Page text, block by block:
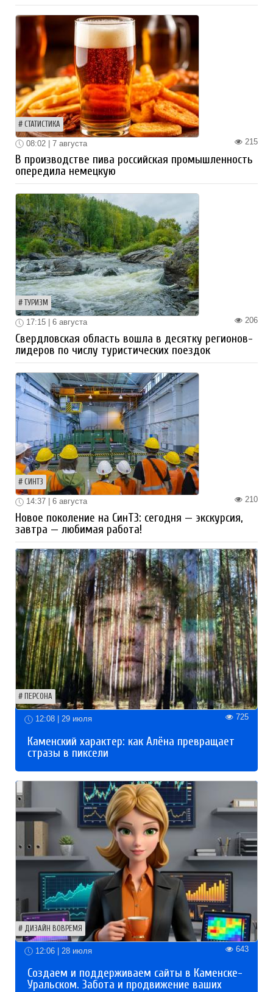
СТАТИСТИКА
215
08:02 | 7 августа
В производстве пива российская промышленность
опередила немецкую
ТУРИЗМ
206
17:15 | 6 августа
Свердловская область вошла в десятку регионов-
лидеров по числу туристических поездок
СИНТЗ
210
14:37 | 6 августа
Новое поколение на СинТЗ: сегодня — экскурсия,
завтра — любимая работа!
ПЕРСОНА
12:08 | 29 июля 725
Каменский характер: как Алёна превращает
стразы в пиксели
ДИЗАЙН ВОВРЕМЯ
12:06 | 28 июля 643
Создаем и поддерживаем сайты в Каменске-
Уральском. Забота и продвижение ваших